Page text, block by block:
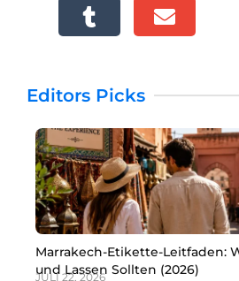
Editors Picks
Marrakech-Etikette-Leitfaden:
und Lassen Sollten (2026)
JULI 22, 2026